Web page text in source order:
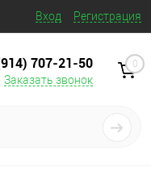
Вход Регистрация
707‒21‒50
Заказать звонок
0